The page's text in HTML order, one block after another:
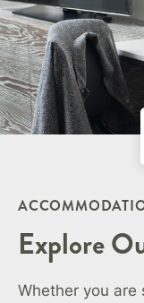
Explore
Whether you are